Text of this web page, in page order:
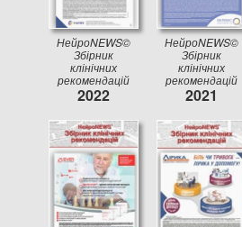
НейроNEWS©
Збірник
клінічних
рекомендацій
2022
НейроNEWS©
Збірник
клінічних
рекомендацій
2021